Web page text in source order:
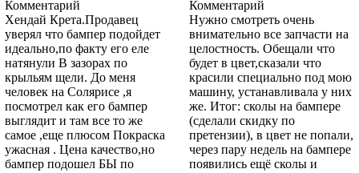
RHM - SLEEK SILVER, IRONMAN SILVER (Серебристый)
RHM - SLEEK SILVER, IRONMAN SILVER (Серебристый)
Комментарий
Хендай Крета.Продавец
уверял что бампер подойдет
идеально,по факту его еле
натянули В зазорах по
крыльям щели. До меня
человек на Солярисе ,я
посмотрел как его бампер
выглядит и там все то же
самое ,еще плюсом Покраска
ужасная . Цена качество,но
бампер подошел БЫ по
Комментарий
Нужно смотреть очень
внимательно все запчасти на
целостность. Обещали что
будет в цвет,сказали что
красили специально под мою
машину, устанавливала у них
же. Итог: сколы на бампере
(сделали скидку по
претензии), в цвет не попали,
через пару недель на бампере
появились ещё сколы и